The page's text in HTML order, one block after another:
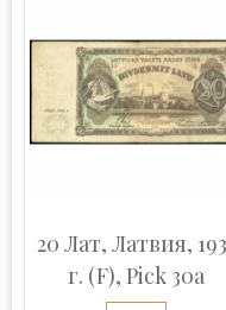
20 Лат, Латвия,
г. (F), Pick 30a